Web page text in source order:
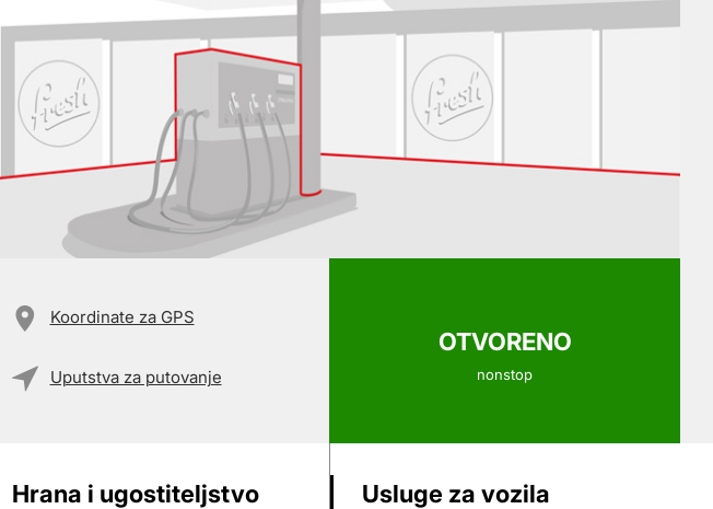
OTVORENO
nonstop
Koordinate za GPS
Uputstva za putovanje
Hrana i ugostiteljstvo Usluge za vozila